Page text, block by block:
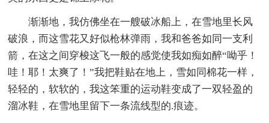
渐渐地，我仿佛坐在一艘破冰船上，在雪地里长风
破浪，而这雪花又好似枪林弹雨，我和爸爸如同一支利
箭，在这之间穿梭这飞一般的感觉使我如痴如醉“呦乎！
哇！耶！太爽了！”我把鞋贴在地上，雪如同棉花一样，
轻轻的，软软的，我这笨重的运动鞋变成了一双轻盈的
溜冰鞋，在雪地里留下一条流线型的.痕迹。